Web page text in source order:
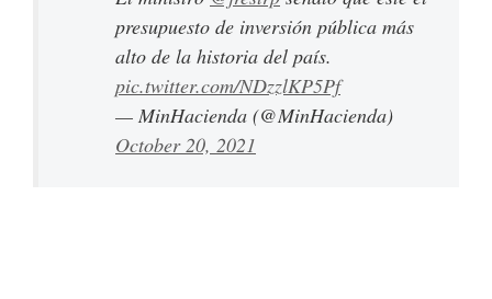
presupuesto de inversión pública más
alto de la historia del país.
pic.twitter.com/NDzzlKP5Pf
— MinHacienda (@MinHacienda)
October 20, 2021